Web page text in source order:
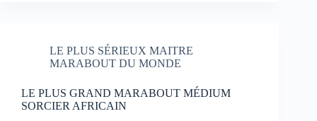
LE PLUS SÉRIEUX MAITRE
MARABOUT DU MONDE
LE PLUS GRAND MARABOUT MÉDIUM
SORCIER AFRICAIN